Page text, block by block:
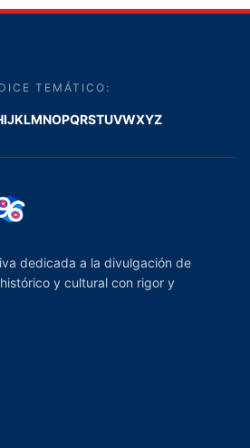
TEMÁTICO:
IJKLMNOPQRSTUVWXYZ
dedicada a la divulgación de
y cultural con rigor y